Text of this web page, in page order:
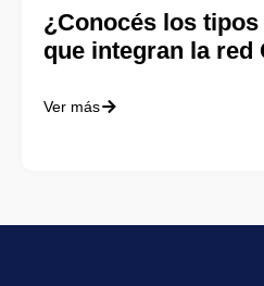
¿Conocés los
que integran la red
Ver más